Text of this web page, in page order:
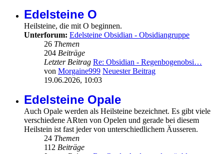
Edelsteine O
Heilsteine, die mit O beginnen.
Unterforum: Edelsteine Obsidian - Obsidiangruppe
26 Themen
204 Beiträge
Letzter Beitrag Re: Obsidian - Regenbogenobsi…
von Morgaine999 Neuester Beitrag
19.06.2026, 10:03
Edelsteine Opale
Auch Opale werden als Heilsteine bezeichnet. Es gibt viele
verschiedene ARten von Opelen und gerade bei diesem
Heilstein ist fast jeder von unterschiedlichem Äusseren.
24 Themen
112 Beiträge